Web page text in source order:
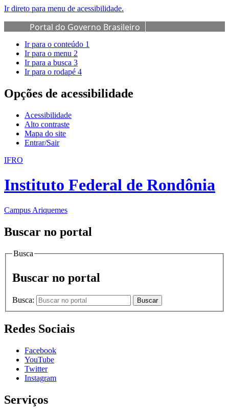
Ir direto para menu de acessibilidade.
Portal do Governo Brasileiro
Ir para o conteúdo 1
Ir para o menu 2
Ir para a busca 3
Ir para o rodapé 4
Opções de acessibilidade
Acessibilidade
Alto contraste
Mapa do site
Entrar/Sair
IFRO
Instituto Federal de Rondônia
Campus Ariquemes
Buscar no portal
Busca
Buscar no portal
Busca: Buscar
Redes Sociais
Facebook
YouTube
Twitter
Instagram
Serviços